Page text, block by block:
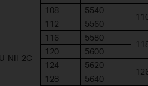
U-NII-2C
108
5540
112
5560
116
5580
120
5600
124
5620
128
5640